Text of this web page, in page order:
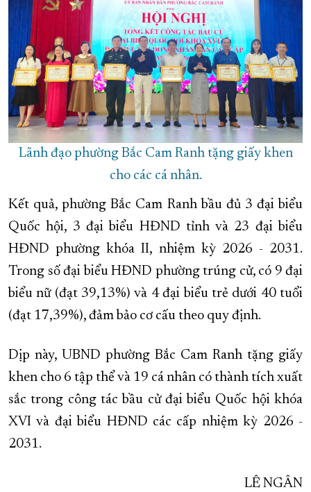
Lãnh đạo phường Bắc Cam Ranh tặng giấy khen
cho các cá nhân.
Kết quả, phường Bắc Cam Ranh bầu đủ 3 đại biểu
Quốc hội, 3 đại biểu HĐND tỉnh và 23 đại biểu
HĐND phường khóa II, nhiệm kỳ 2026 - 2031.
Trong số đại biểu HĐND phường trúng cử, có 9 đại
biểu nữ (đạt 39,13%) và 4 đại biểu trẻ dưới 40 tuổi
(đạt 17,39%), đảm bảo cơ cấu theo quy định.
Dịp này, UBND phường Bắc Cam Ranh tặng giấy
khen cho 6 tập thể và 19 cá nhân có thành tích xuất
sắc trong công tác bầu cử đại biểu Quốc hội khóa
XVI và đại biểu HĐND các cấp nhiệm kỳ 2026 -
2031.
LÊ NGÂN